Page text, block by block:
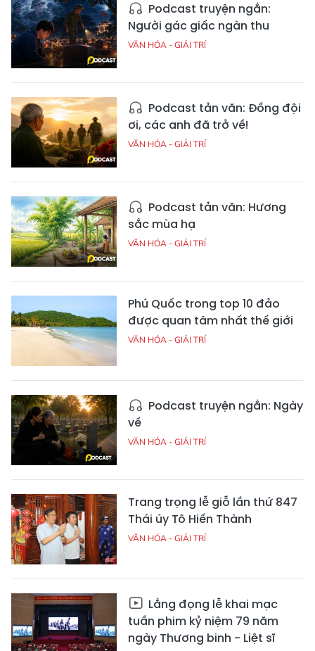
Podcast truyện ngắn:
Người gác giấc ngàn thu
VĂN HÓA - GIẢI TRÍ
Podcast tản văn: Đồng đội
ơi, các anh đã trở về!
VĂN HÓA - GIẢI TRÍ
Podcast tản văn: Hương
sắc mùa hạ
VĂN HÓA - GIẢI TRÍ
Phú Quốc trong top 10 đảo
được quan tâm nhất thế giới
VĂN HÓA - GIẢI TRÍ
Podcast truyện ngắn: Ngày
về
VĂN HÓA - GIẢI TRÍ
Trang trọng lễ giỗ lần thứ 847
Thái úy Tô Hiến Thành
VĂN HÓA - GIẢI TRÍ
Lắng đọng lễ khai mạc
tuần phim kỷ niệm 79 năm
ngày Thương binh - Liệt sĩ